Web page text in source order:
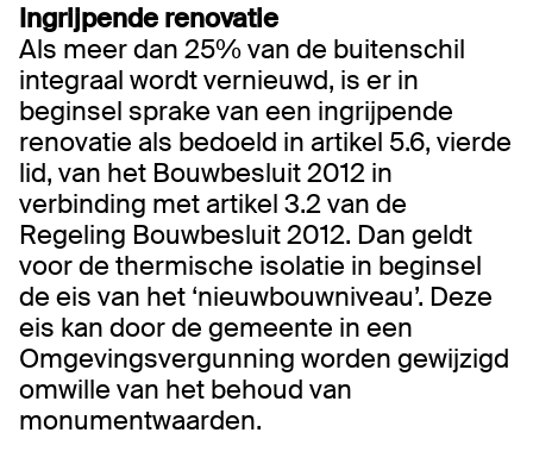
​Ingrijpende renovatie
Als meer dan 25% van de buitenschil
integraal wordt vernieuwd, is er in
beginsel sprake van een ingrijpende
renovatie als bedoeld in artikel 5.6, vierde
lid, van het Bouwbesluit 2012 in
verbinding met artikel 3.2 van de
Regeling Bouwbesluit 2012. Dan geldt
voor de thermische isolatie in beginsel
de eis van het ‘nieuwbouwniveau’. Deze
eis kan door de gemeente in een
Omgevingsvergunning worden gewijzigd
omwille van het behoud van
monumentwaarden.